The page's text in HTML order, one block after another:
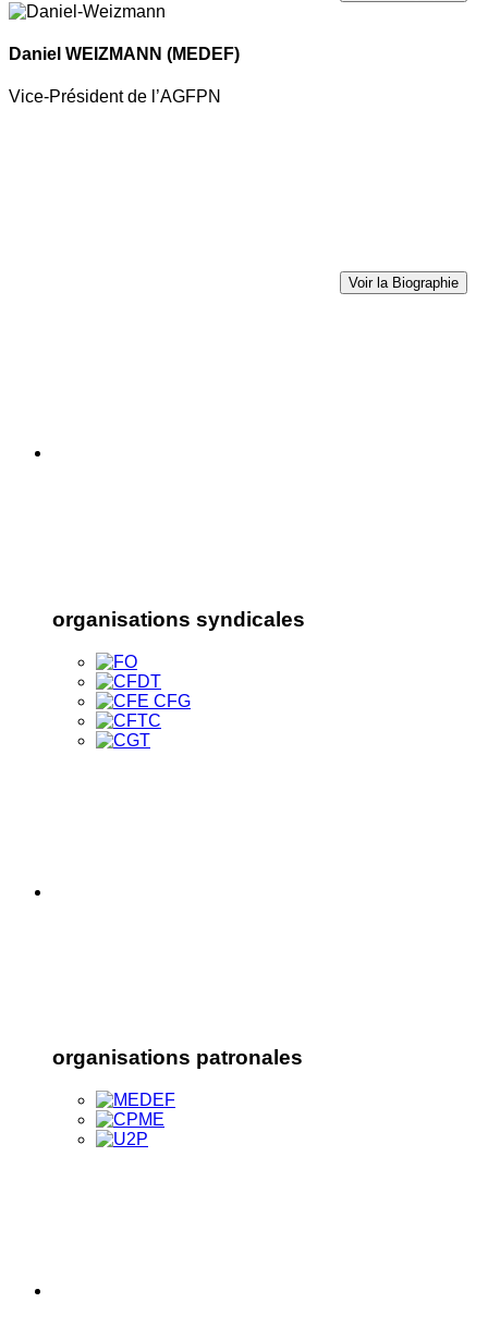
Daniel WEIZMANN (MEDEF)
Vice-Président de l’AGFPN
Voir la Biographie
organisations syndicales
organisations patronales